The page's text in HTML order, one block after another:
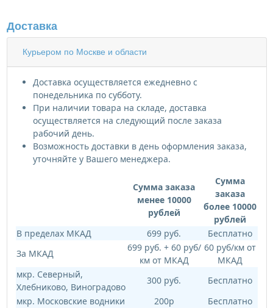
Доставка
Курьером по Москве и области
Доставка осуществляется ежедневно с
понедельника по субботу.
При наличии товара на складе, доставка
осуществляется на следующий после заказа
рабочий день.
Возможность доставки в день оформления заказа,
уточняйте у Вашего менеджера.
Сумма заказа
менее 10000
рублей
Сумма
заказа
более 10000
рублей
В пределах МКАД
699 руб.
Бесплатно
За МКАД
699 руб. + 60 руб/
км от МКАД
60 руб/км от
МКАД
мкр. Северный,
Хлебниково, Виноградово
300 руб.
Бесплатно
мкр. Московские водники
200р
Бесплатно